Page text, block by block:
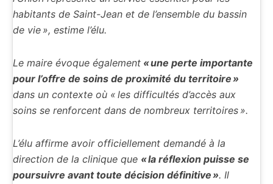
habitants de Saint-Jean et de l’ensemble du bassin
de vie », estime l’élu.
Le maire évoque également « une perte importante
pour l’offre de soins de proximité du territoire »
dans un contexte où « les difficultés d’accès aux
soins se renforcent dans de nombreux territoires ».
L’élu affirme avoir officiellement demandé à la
direction de la clinique que « la réflexion puisse se
poursuivre avant toute décision définitive ». Il